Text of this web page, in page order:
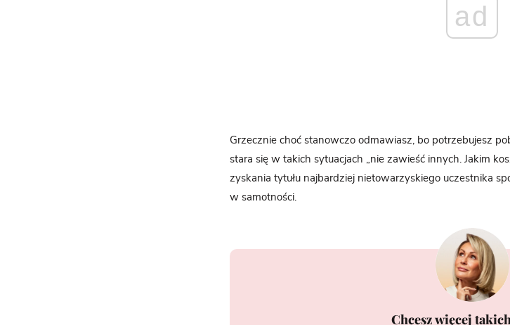
ad
Grzecznie choć stanowczo odmawiasz, bo potrzebujesz
stara się w takich sytuacjach „nie zawieść innych. Jakim
zyskania tytułu najbardziej nietowarzyskiego uczestnika
w samotności.
Chcesz więcej